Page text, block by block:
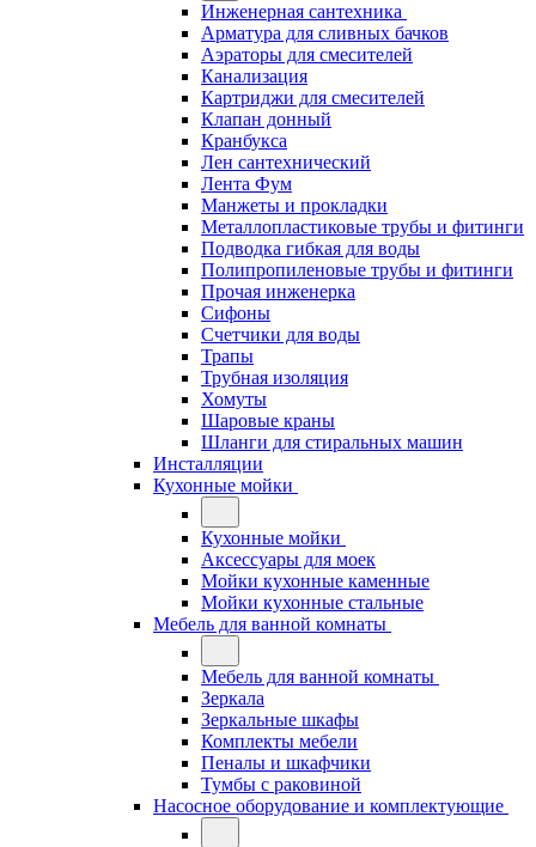
Инженерная сантехника
Арматура для сливных бачков
Аэраторы для смесителей
Канализация
Картриджи для смесителей
Клапан донный
Кранбукса
Лен сантехнический
Лента Фум
Манжеты и прокладки
Металлопластиковые трубы и фитинги
Подводка гибкая для воды
Полипропиленовые трубы и фитинги
Прочая инженерка
Сифоны
Счетчики для воды
Трапы
Трубная изоляция
Хомуты
Шаровые краны
Шланги для стиральных машин
Инсталляции
Кухонные мойки
Кухонные мойки
Аксессуары для моек
Мойки кухонные каменные
Мойки кухонные стальные
Мебель для ванной комнаты
Мебель для ванной комнаты
Зеркала
Зеркальные шкафы
Комплекты мебели
Пеналы и шкафчики
Тумбы с раковиной
Насосное оборудование и комплектующие